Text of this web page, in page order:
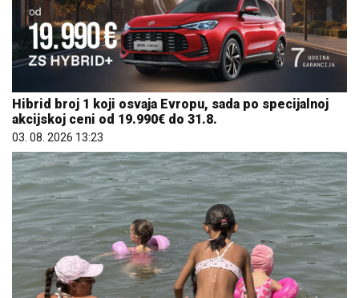
Hibrid broj 1 koji osvaja Evropu, sada po specijalnoj
akcijskoj ceni od 19.990€ do 31.8.
03. 08. 2026 13:23